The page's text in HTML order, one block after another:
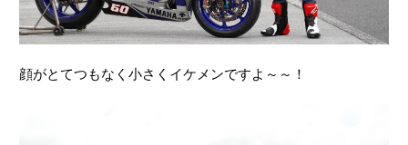
顔がとてつもなく小さくイケメンですよ～～！